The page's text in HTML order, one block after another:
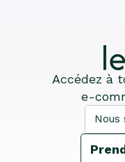
Accédez à
e-
Nous